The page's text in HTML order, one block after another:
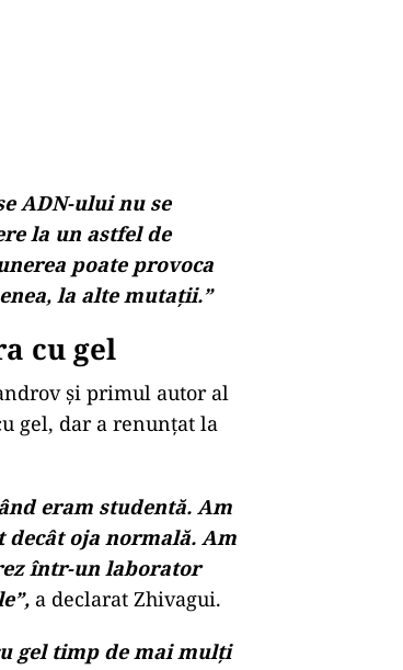
ADN-ului nu se
la un astfel de
poate provoca
la alte mutații.”
cu gel
și primul autor al
gel, dar a renunțat la
eram studentă. Am
decât oja normală. Am
într-un laborator
a declarat Zhivagui.
gel timp de mai mulți